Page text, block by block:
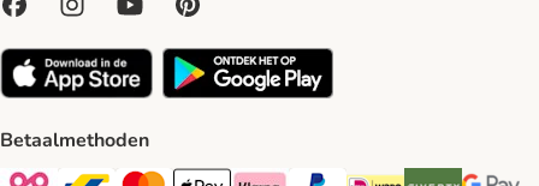
Betaalmethoden